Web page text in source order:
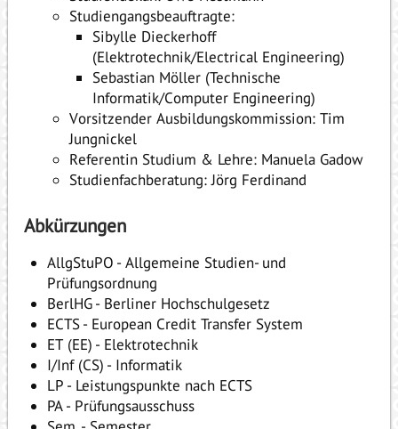
Studiengangsbeauftragte:
Sibylle Dieckerhoff
(Elektrotechnik/Electrical Engineering)
Sebastian Möller (Technische
Informatik/Computer Engineering)
Vorsitzender Ausbildungskommission: Tim
Jungnickel
Referentin Studium & Lehre: Manuela Gadow
Studienfachberatung: Jörg Ferdinand
Abkürzungen
AllgStuPO - Allgemeine Studien- und
Prüfungsordnung
BerlHG - Berliner Hochschulgesetz
ECTS - European Credit Transfer System
ET (EE) - Elektrotechnik
I/Inf (CS) - Informatik
LP - Leistungspunkte nach ECTS
PA - Prüfungsausschuss